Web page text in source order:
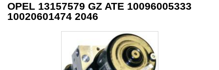
OPEL 13157579 GZ ATE 10096005333
10020601474 2046